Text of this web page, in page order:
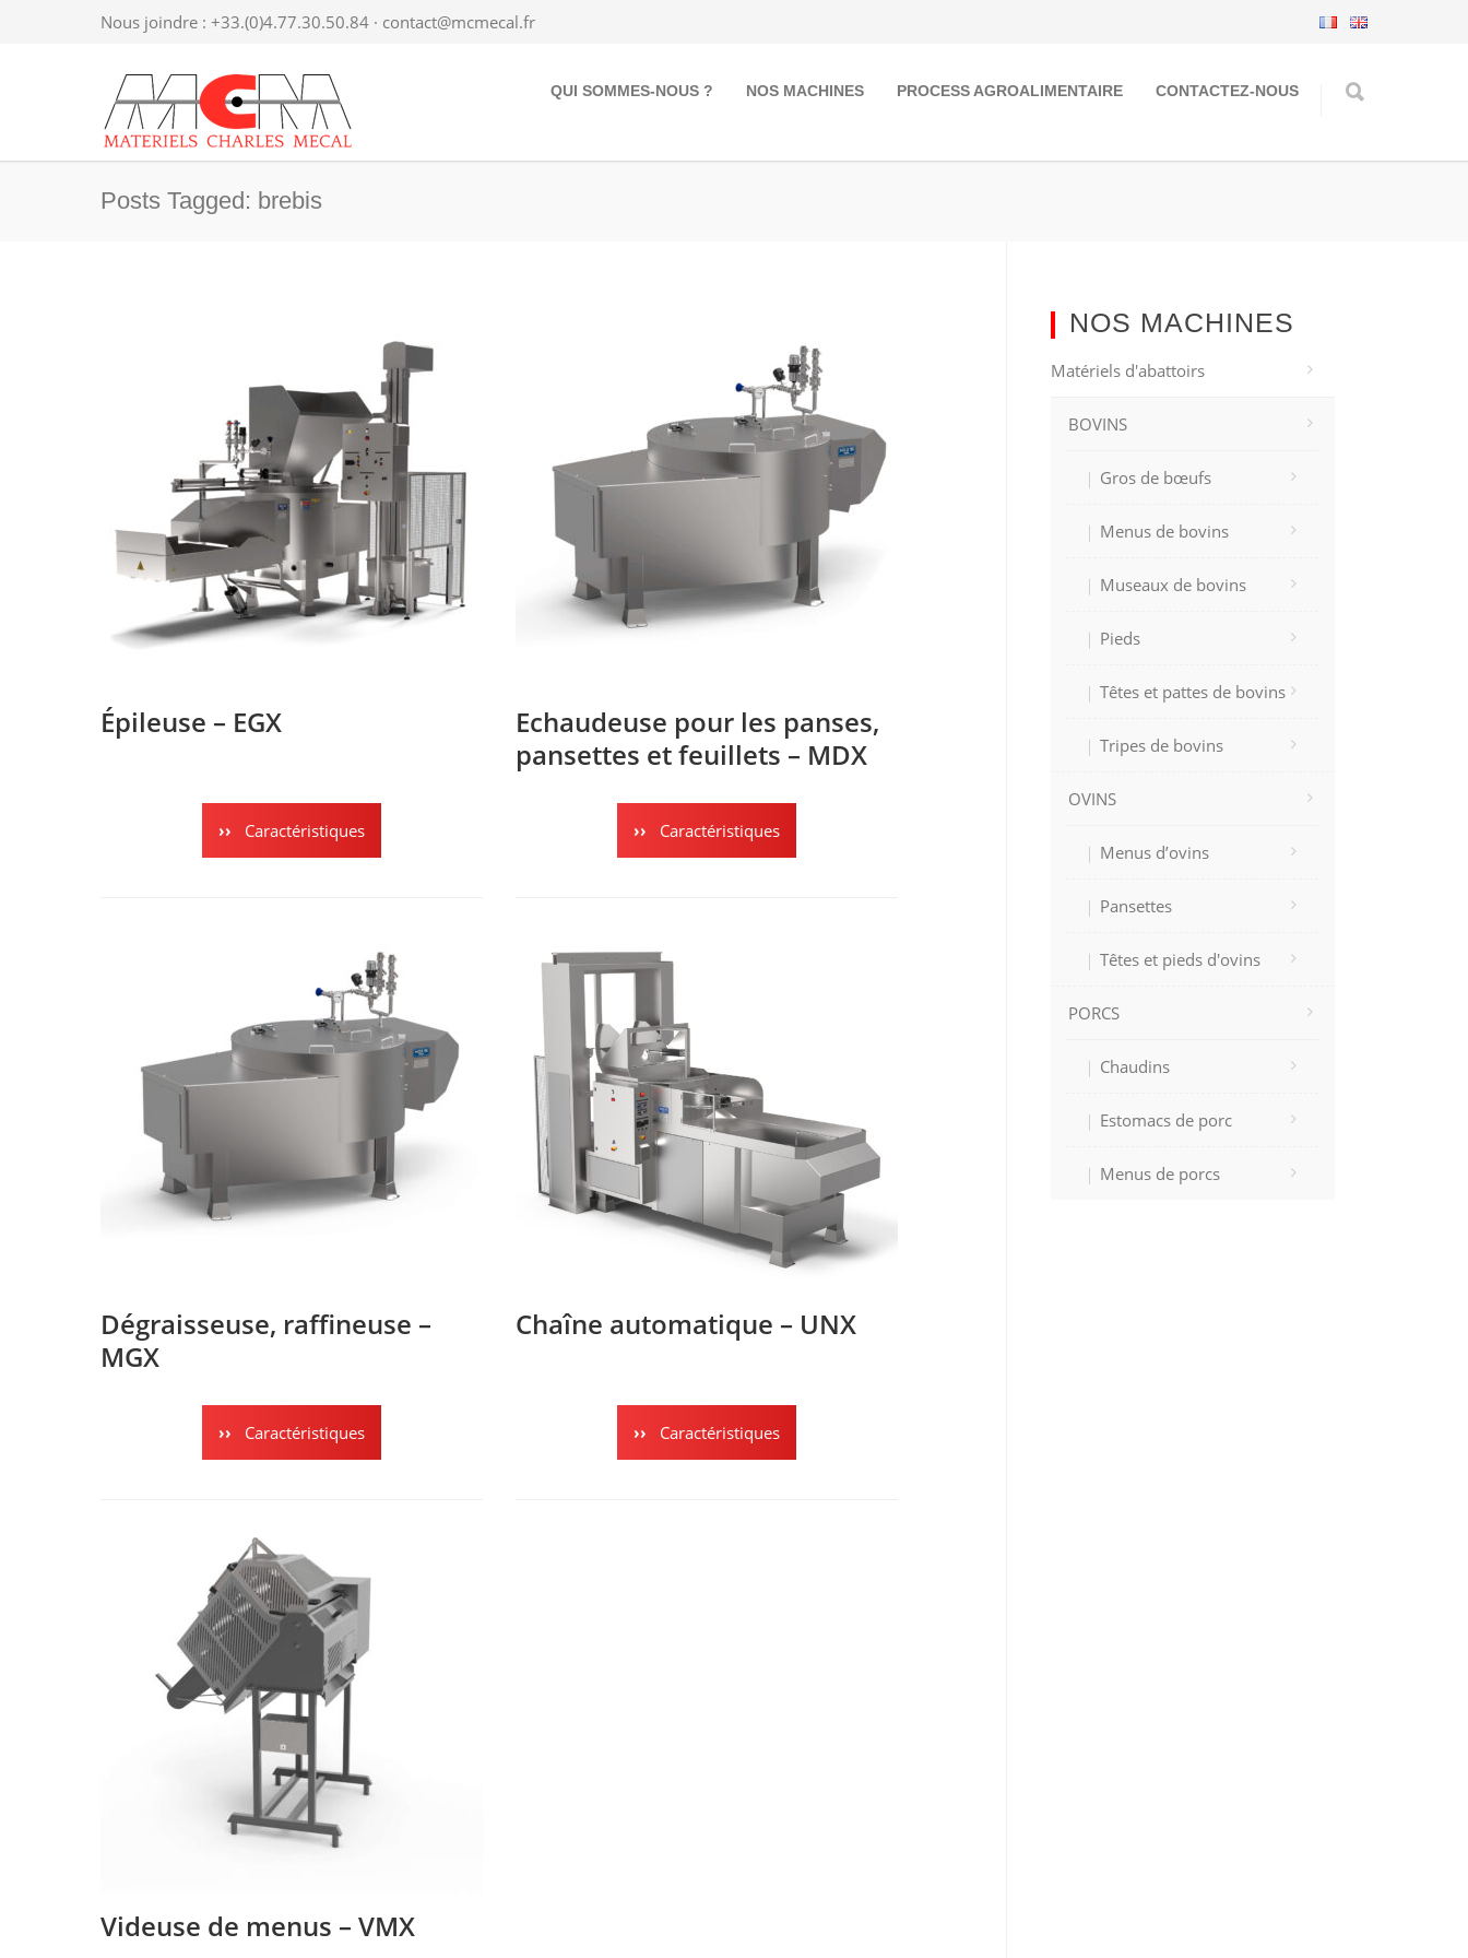
Nous joindre : +33.(0)4.77.30.50.84 · contact@mcmecal.fr
QUI SOMMES-NOUS ? NOS MACHINES PROCESS AGROALIMENTAIRE CONTACTEZ-NOUS
Posts Tagged: brebis
Épileuse – EGX
Caractéristiques
Echaudeuse pour les panses,
pansettes et feuillets – MDX
Caractéristiques
Dégraisseuse, raffineuse –
MGX
Caractéristiques
Chaîne automatique – UNX
Caractéristiques
Videuse de menus – VMX
NOS MACHINES
Matériels d'abattoirs
BOVINS
Gros de bœufs
Menus de bovins
Museaux de bovins
Pieds
Têtes et pattes de bovins
Tripes de bovins
OVINS
Menus d’ovins
Pansettes
Têtes et pieds d'ovins
PORCS
Chaudins
Estomacs de porc
Menus de porcs